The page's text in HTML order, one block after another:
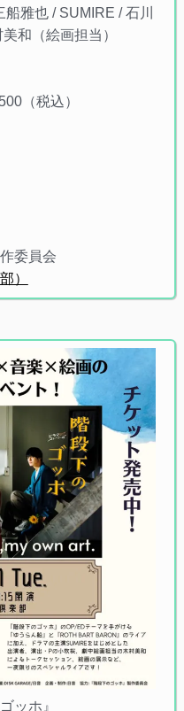
雅也 / SUMIRE / 石川
和（絵画担当）
（税込）
委員会
）
ッホ』